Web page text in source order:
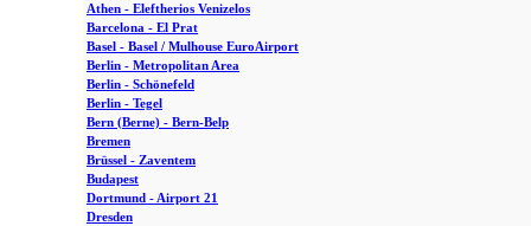
Athen - Eleftherios Venizelos
Barcelona - El Prat
Basel - Basel / Mulhouse EuroAirport
Berlin - Metropolitan Area
Berlin - Schönefeld
Berlin - Tegel
Bern (Berne) - Bern-Belp
Bremen
Brüssel - Zaventem
Budapest
Dortmund - Airport 21
Dresden